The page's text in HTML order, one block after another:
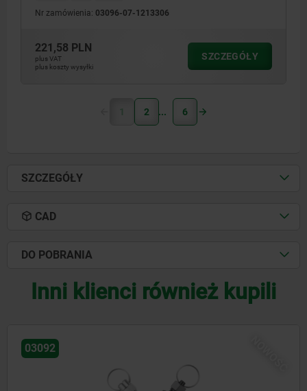
Nr zamówienia: 03096-07-1213306
221,58 PLN
plus VAT
plus koszty wysyłki
SZCZEGÓŁY
1 2 6
SZCZEGÓŁY
CAD
DO POBRANIA
Inni klienci również kupili
03092